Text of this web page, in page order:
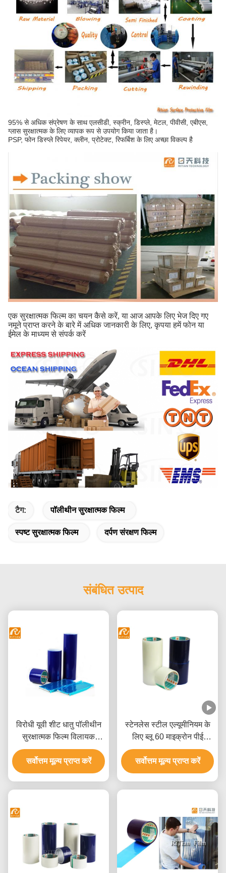
95% से अधिक संप्रेषण के साथ एलसीडी, स्क्रीन, डिस्प्ले, मेटल, पीवीसी, एबीएस,
ग्लास सुरक्षात्मक के लिए व्यापक रूप से उपयोग किया जाता है।
PSP, फोन डिस्प्ले रिपेयर, क्लीन, प्रोटेक्ट, रिफर्बिश के लिए अच्छा विकल्प है
एक सुरक्षात्मक फिल्म का चयन कैसे करें, या आज आपके लिए भेज दिए गए
नमूने प्राप्त करने के बारे में अधिक जानकारी के लिए, कृपया हमें फोन या
ईमेल के माध्यम से संपर्क करें
टैग: पॉलीथीन सुरक्षात्मक फिल्म
स्पष्ट सुरक्षात्मक फिल्म दर्पण संरक्षण फिल्म
संबंधित उत्पाद
विरोधी यूवी शीट धातु पॉलीथीन
सुरक्षात्मक फिल्म विलायक
आधारित चिपकने वाला:
सर्वोत्तम मूल्य प्राप्त करें
स्टेनलेस स्टील एल्यूमीनियम के
लिए ब्लू 60 माइक्रोन पीई
सुरक्षात्मक फिल्म
सर्वोत्तम मूल्य प्राप्त करें